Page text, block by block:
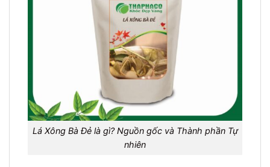
Lá Xông Bà Đẻ là gì? Nguồn gốc và Thành phần Tự
nhiên